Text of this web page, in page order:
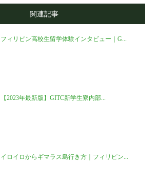
関連記事
フィリピン高校生留学体験インタビュー｜G...
【2023年最新版】GITC新学生寮内部...
イロイロからギマラス島行き方｜フィリピン...